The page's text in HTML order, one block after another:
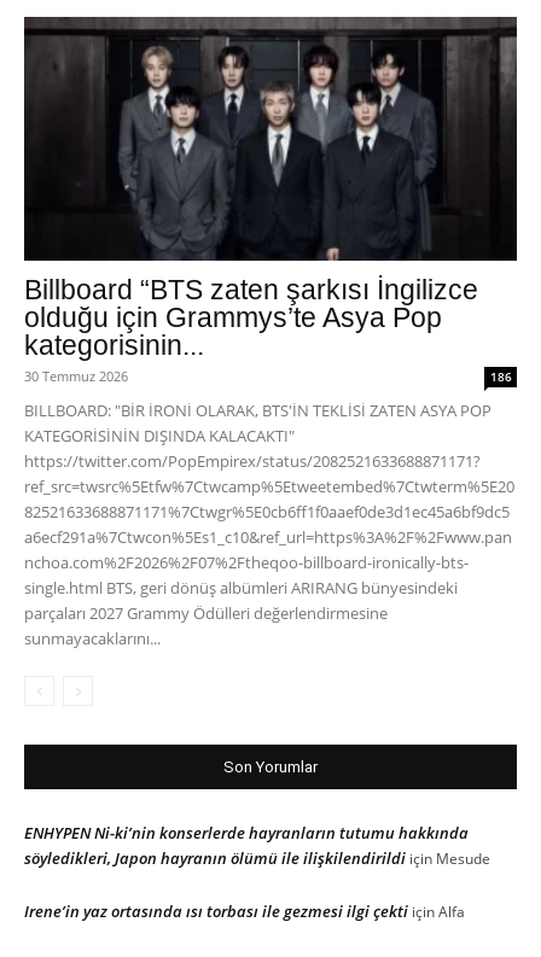
Billboard “BTS zaten şarkısı İngilizce
olduğu için Grammys’te Asya Pop
kategorisinin...
30 Temmuz 2026 186
BILLBOARD: "BİR İRONİ OLARAK, BTS'İN TEKLİSİ ZATEN ASYA POP
KATEGORİSİNİN DIŞINDA KALACAKTI"
https://twitter.com/PopEmpirex/status/2082521633688871171?
ref_src=twsrc%5Etfw%7Ctwcamp%5Etweetembed%7Ctwterm%5E20
82521633688871171%7Ctwgr%5E0cb6ff1f0aaef0de3d1ec45a6bf9dc5
a6ecf291a%7Ctwcon%5Es1_c10&ref_url=https%3A%2F%2Fwww.pan
nchoa.com%2F2026%2F07%2Ftheqoo-billboard-ironically-bts-
single.html BTS, geri dönüş albümleri ARIRANG bünyesindeki
parçaları 2027 Grammy Ödülleri değerlendirmesine
sunmayacaklarını...
Son Yorumlar
ENHYPEN Ni-ki’nin konserlerde hayranların tutumu hakkında
söyledikleri, Japon hayranın ölümü ile ilişkilendirildi için Mesude
Irene’in yaz ortasında ısı torbası ile gezmesi ilgi çekti içinAlfa